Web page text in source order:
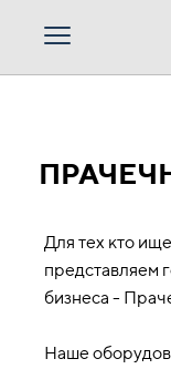
Для тех кто
представляем
бизнеса -
Наше